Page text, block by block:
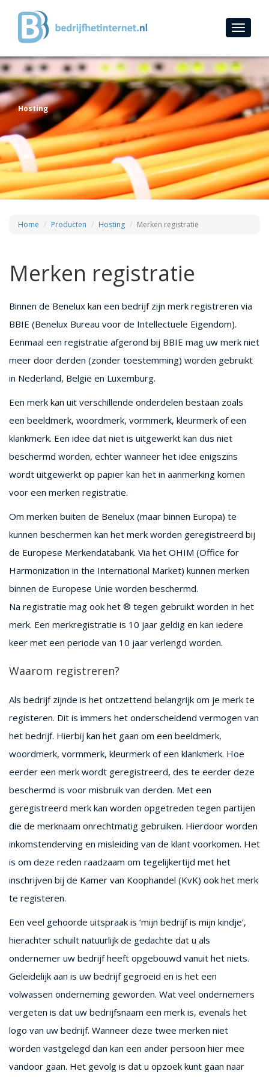
Toggle
Hosting
Home Producten Hosting Merken registratie
Merken registratie
Binnen de Benelux kan een bedrijf zijn merk registreren via
BBIE (Benelux Bureau voor de Intellectuele Eigendom).
Eenmaal een registratie afgerond bij BBIE mag uw merk niet
meer door derden (zonder toestemming) worden gebruikt
in Nederland, België en Luxemburg.
Een merk kan uit verschillende onderdelen bestaan zoals
een beeldmerk, woordmerk, vormmerk, kleurmerk of een
klankmerk. Een idee dat niet is uitgewerkt kan dus niet
beschermd worden, echter wanneer het idee enigszins
wordt uitgewerkt op papier kan het in aanmerking komen
voor een merken registratie.
Om merken buiten de Benelux (maar binnen Europa) te
kunnen beschermen kan het merk worden geregistreerd bij
de Europese Merkendatabank. Via het OHIM (Office for
Harmonization in the International Market) kunnen merken
binnen de Europese Unie worden beschermd.
Na registratie mag ook het ® tegen gebruikt worden in het
merk. Een merkregistratie is 10 jaar geldig en kan iedere
keer met een periode van 10 jaar verlengd worden.
Waarom registreren?
Als bedrijf zijnde is het ontzettend belangrijk om je merk te
registeren. Dit is immers het onderscheidend vermogen van
het bedrijf. Hierbij kan het gaan om een beeldmerk,
woordmerk, vormmerk, kleurmerk of een klankmerk. Hoe
eerder een merk wordt geregistreerd, des te eerder deze
beschermd is voor misbruik van derden. Met een
geregistreerd merk kan worden opgetreden tegen partijen
die de merknaam onrechtmatig gebruiken. Hierdoor worden
inkomstenderving en misleiding van de klant voorkomen. Het
is om deze reden raadzaam om tegelijkertijd met het
inschrijven bij de Kamer van Koophandel (KvK) ook het merk
te registeren.
Een veel gehoorde uitspraak is ‘mijn bedrijf is mijn kindje’,
hierachter schuilt natuurlijk de gedachte dat u als
ondernemer uw bedrijf heeft opgebouwd vanuit het niets.
Geleidelijk aan is uw bedrijf gegroeid en is het een
volwassen onderneming geworden. Wat veel ondernemers
vergeten is dat uw bedrijfsnaam een merk is, evenals het
logo van uw bedrijf. Wanneer deze twee merken niet
worden vastgelegd dan kan een ander persoon hier mee
vandoor gaan. Het gevolg is dat u opzoek kunt gaan naar